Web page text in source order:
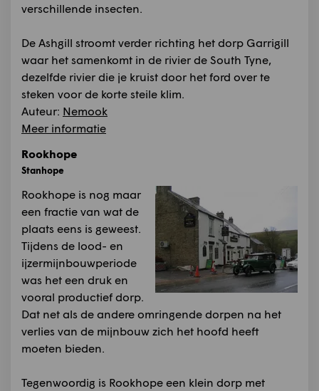
verschillende insecten.
De Ashgill stroomt verder richting het dorp Garrigill
waar het samenkomt in de rivier de South Tyne,
dezelfde rivier die je kruist door het ford over te
steken voor de korte steile klim.
Auteur: Nemook
Meer informatie
Rookhope
Stanhope
Rookhope is nog maar
een fractie van wat de
plaats eens is geweest.
Tijdens de lood- en
ijzermijnbouwperiode
was het een druk en
vooral productief dorp.
Dat net als de andere omringende dorpen na het
verlies van de mijnbouw zich het hoofd heeft
moeten bieden.
Tegenwoordig is Rookhope een klein dorp met